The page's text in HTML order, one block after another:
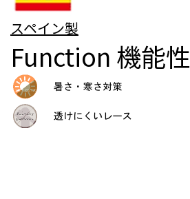
スペイン製
Function 機能性